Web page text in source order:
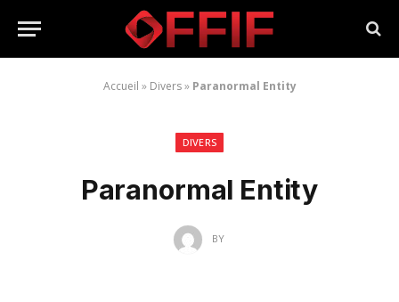
Accueil » Divers» Paranormal Entity
DIVERS
Paranormal Entity
BY